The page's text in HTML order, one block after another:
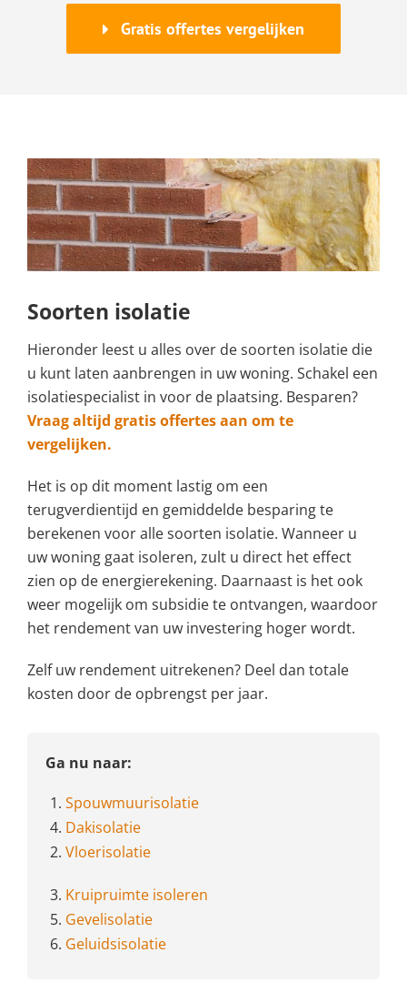
Gratis offertes vergelijken
Soorten isolatie
Hieronder leest u alles over de soorten isolatie die
u kunt laten aanbrengen in uw woning. Schakel een
isolatiespecialist in voor de plaatsing. Besparen?
Vraag altijd gratis offertes aan om te
vergelijken.
Het is op dit moment lastig om een
terugverdientijd en gemiddelde besparing te
berekenen voor alle soorten isolatie. Wanneer u
uw woning gaat isoleren, zult u direct het effect
zien op de energierekening. Daarnaast is het ook
weer mogelijk om subsidie te ontvangen, waardoor
het rendement van uw investering hoger wordt.
Zelf uw rendement uitrekenen? Deel dan totale
kosten door de opbrengst per jaar.
Ga nu naar:
1. Spouwmuurisolatie
4. Dakisolatie
2. Vloerisolatie
3. Kruipruimte isoleren
5. Gevelisolatie
6. Geluidsisolatie